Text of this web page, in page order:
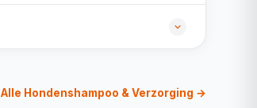
Alle Hondenshampoo & Verzorging →